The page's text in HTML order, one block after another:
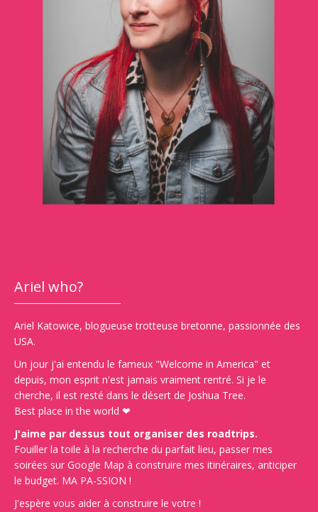
Ariel who?
Ariel Katowice, blogueuse trotteuse bretonne, passionnée des
USA.
Un jour j'ai entendu le fameux "Welcome in America" et
depuis, mon esprit n'est jamais vraiment rentré. Si je le
cherche, il est resté dans le désert de Joshua Tree.
Best place in the world ❤
J'aime par dessus tout organiser des roadtrips.
Fouiller la toile à la recherche du parfait lieu, passer mes
soirées sur Google Map à construire mes itinéraires, anticiper
le budget. MA PA-SSION !
J'espère vous aider à construire le votre !